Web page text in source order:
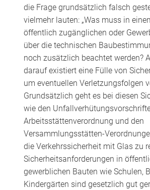
die Frage grundsätzlich falsch
vielmehr lauten: „Was muss in
öffentlich zugänglichen oder
über die technischen
noch zusätzlich beachtet werden?
darauf existiert eine Fülle von
um eventuellen Verletzungsfolgen
Grundsätzlich geht es bei diesen
wie den
Arbeitsstättenverordnung und den
Versammlungsstätten-
die Verkehrssicherheit mit Glas zu
Sicherheitsanforderungen in
gewerblichen Bauten wie Schulen,
Kindergärten sind gesetzlich gut